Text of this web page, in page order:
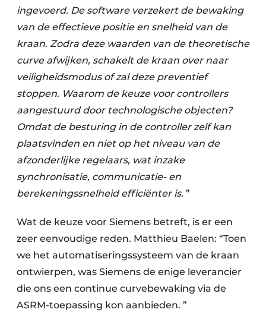
ingevoerd. De software verzekert de bewaking
van de effectieve positie en snelheid van de
kraan. Zodra deze waarden van de theoretische
curve afwijken, schakelt de kraan over naar
veiligheidsmodus of zal deze preventief
stoppen. Waarom de keuze voor controllers
aangestuurd door technologische objecten?
Omdat de besturing in de controller zelf kan
plaatsvinden en niet op het niveau van de
afzonderlijke regelaars, wat inzake
synchronisatie, communicatie- en
berekeningssnelheid efficiënter is. ”
Wat de keuze voor Siemens betreft, is er een
zeer eenvoudige reden. Matthieu Baelen: “Toen
we het automatiseringssysteem van de kraan
ontwierpen, was Siemens de enige leverancier
die ons een continue curvebewaking via de
ASRM-toepassing kon aanbieden. ”